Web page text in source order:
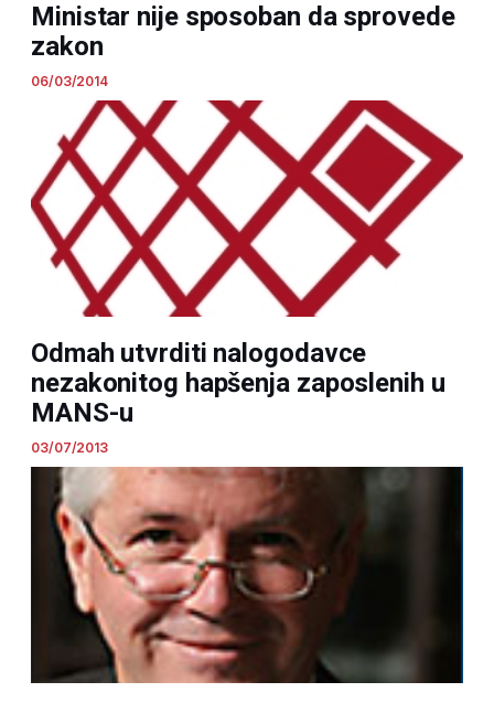
Ministar nije sposoban da sprovede
zakon
06/03/2014
Odmah utvrditi nalogodavce
nezakonitog hapšenja zaposlenih u
MANS-u
03/07/2013